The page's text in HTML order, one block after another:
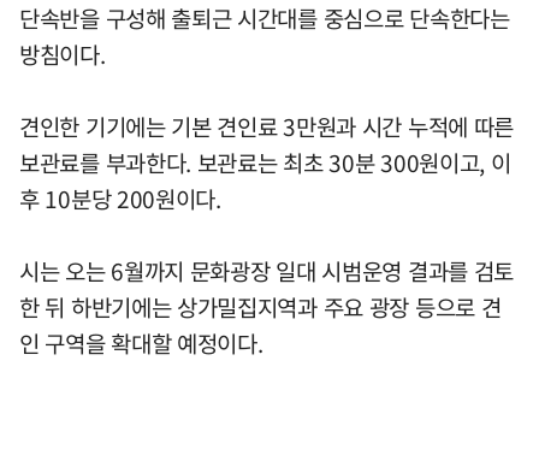
단속반을 구성해 출퇴근 시간대를 중심으로 단속한다는
방침이다.
견인한 기기에는 기본 견인료 3만원과 시간 누적에 따른
보관료를 부과한다. 보관료는 최초 30분 300원이고, 이
후 10분당 200원이다.
시는 오는 6월까지 문화광장 일대 시범운영 결과를 검토
한 뒤 하반기에는 상가밀집지역과 주요 광장 등으로 견
인 구역을 확대할 예정이다.